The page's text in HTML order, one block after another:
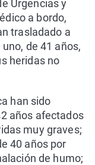
Urgencias y
a bordo,
trasladado a
de 41 años,
heridas no
han sido
años afectados
muy graves;
40 años por
de humo;